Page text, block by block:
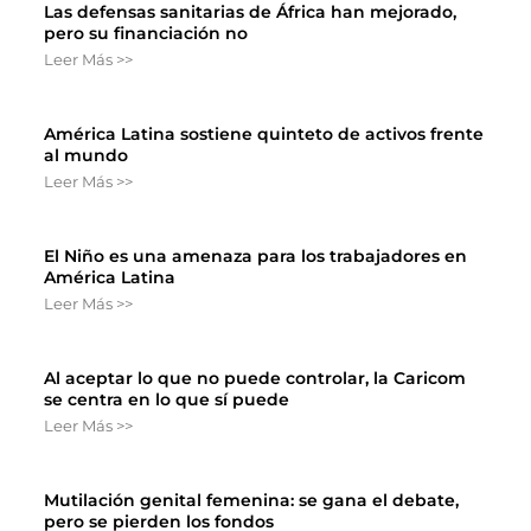
Las defensas sanitarias de África han mejorado,
pero su financiación no
Leer Más >>
América Latina sostiene quinteto de activos frente
al mundo
Leer Más >>
El Niño es una amenaza para los trabajadores en
América Latina
Leer Más >>
Al aceptar lo que no puede controlar, la Caricom
se centra en lo que sí puede
Leer Más >>
Mutilación genital femenina: se gana el debate,
pero se pierden los fondos